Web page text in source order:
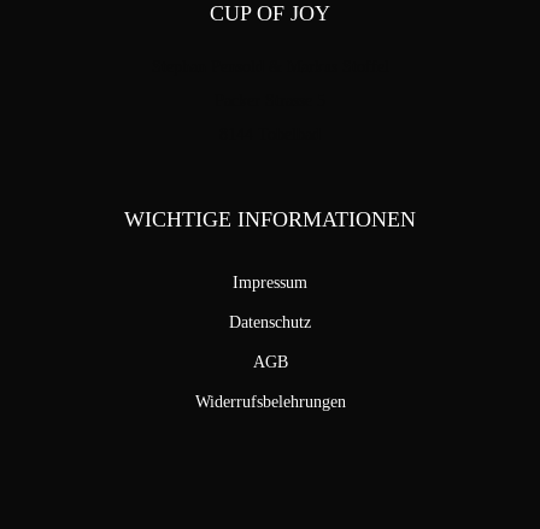
CUP OF JOY
WICHTIGE INFORMATIONEN
Impressum
Datenschutz
AGB
Widerrufsbelehrungen